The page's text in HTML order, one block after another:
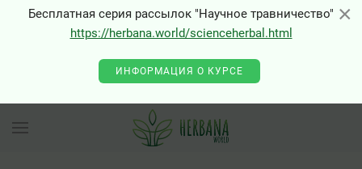
×
Бесплатная серия рассылок "Научное травничество"
https://herbana.world/scienceherbal.html
ИНФОРМАЦИЯ О КУРСЕ
×